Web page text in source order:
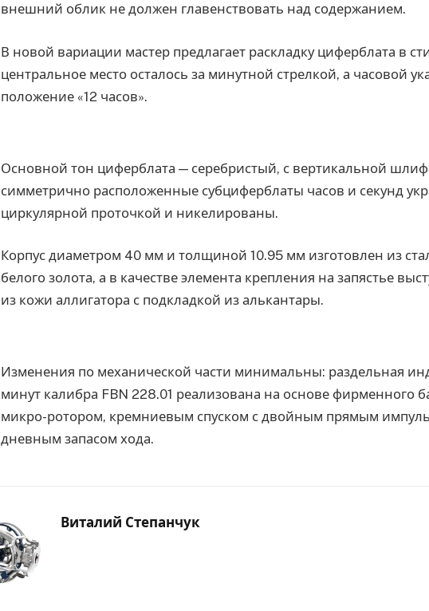
внешний облик не должен главенствовать над содержанием.
В новой вариации мастер предлагает раскладку циферблата в
центральное место осталось за минутной стрелкой, а часовой
положение «12 часов».
Основной тон циферблата — серебристый, с вертикальной
симметрично расположенные субциферблаты часов и секунд
циркулярной проточкой и никелированы.
Корпус диаметром 40 мм и толщиной 10.95 мм изготовлен из
белого золота, а в качестве элемента крепления на запястье
из кожи аллигатора с подкладкой из алькантары.
Изменения по механической части минимальны: раздельная
минут калибра FBN 228.01 реализована на основе фирменного
микро-ротором, кремниевым спуском с двойным прямым
дневным запасом хода.
Виталий Степанчук